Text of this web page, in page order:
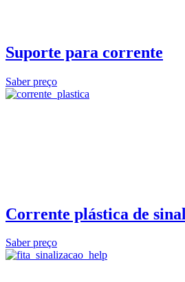
Suporte para corrente
Saber preço
Corrente plástica de
Saber preço